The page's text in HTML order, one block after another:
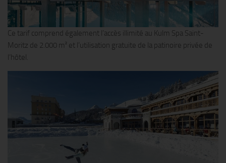
Ce tarif comprend également l’accès illimité au Kulm Spa Saint-
Moritz de 2.000 m² et l’utilisation gratuite de la patinoire privée de
l’hôtel.